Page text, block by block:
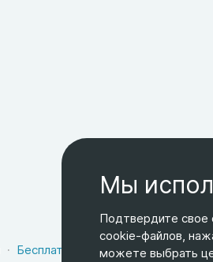
Бесплатная доставка
Оферта
Мы
Подтвердите свое
cookie-файлов,
можете выбрать